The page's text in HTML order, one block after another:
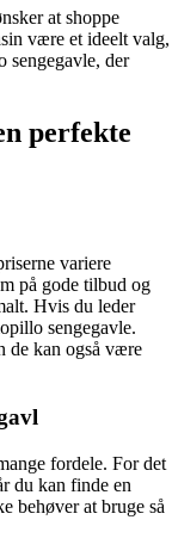
at shoppe
være et ideelt valg,
sengegavle, der
perfekte
variere
på gode tilbud og
Hvis du leder
sengegavle.
de kan også være
fordele. For det
du kan finde en
behøver at bruge så